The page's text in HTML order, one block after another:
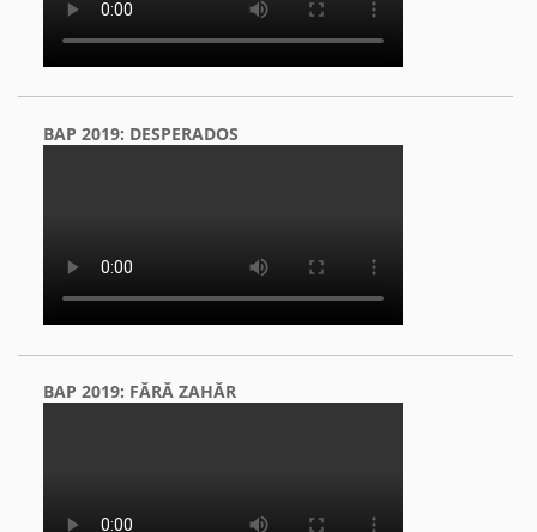
BAP 2019: DESPERADOS
BAP 2019: FĂRĂ ZAHĂR